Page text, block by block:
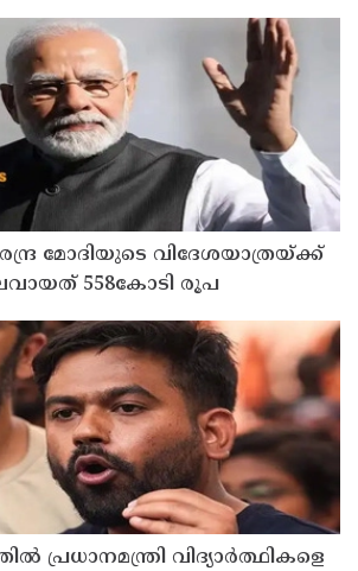
മോദിയുടെ വിദേശയാത്രയ്ക്ക്
558കോടി രൂപ
പ്രധാനമന്ത്രി വിദ്യാര്‍ത്ഥികളെ